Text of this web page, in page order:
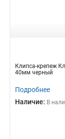
Клипса-крепеж
40мм черный
Подробнее
Наличие: В